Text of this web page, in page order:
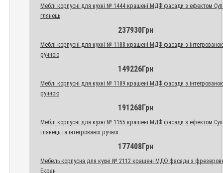
Меблі корпусні для кухні № 1444 крашені МДФ фасади з ефектом
глянець
237930Грн
Меблі корпусні для кухні № 1188 крашені МДФ фасади з
ручною
149226Грн
Меблі корпусні для кухні № 1189 крашені МДФ фасади з
ручною
191268Грн
Меблі корпусні для кухні № 1155 крашені МДФ фасади з ефектом
глянець та інтегрованої ручної
177408Грн
Мебель корпусна для кухні № 2112 крашені МДФ фасади з
Екран